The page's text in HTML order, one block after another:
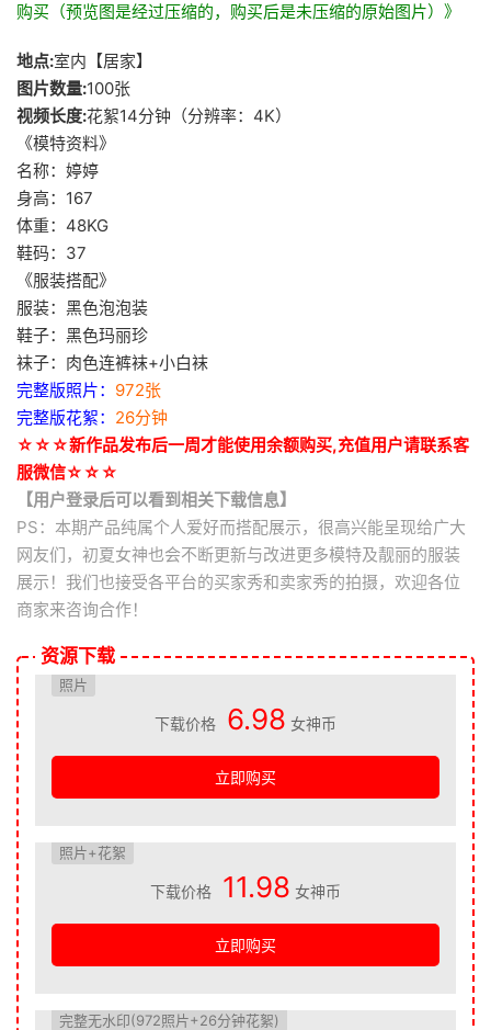
购买（预览图是经过压缩的，购买后是未压缩的原始图片）》
地点:室内【居家】
图片数量:100张
视频长度:花絮14分钟（分辨率：4K）
《模特资料》
名称：婷婷
身高：167
体重：48KG
鞋码：37
《服装搭配》
服装：黑色泡泡装
鞋子：黑色玛丽珍
袜子：肉色连裤袜+小白袜
完整版照片： 972张
完整版花絮： 26分钟
☆☆☆新作品发布后一周才能使用余额购买,充值用户请联系客
服微信☆☆☆
【用户登录后可以看到相关下载信息】
PS：本期产品纯属个人爱好而搭配展示，很高兴能呈现给广大
网友们，初夏女神也会不断更新与改进更多模特及靓丽的服装
展示！我们也接受各平台的买家秀和卖家秀的拍摄，欢迎各位
商家来咨询合作！
资源下载
照片
下载价格 6.98 女神币
立即购买
照片+花絮
下载价格 11.98 女神币
立即购买
完整无水印(972照片+26分钟花絮)